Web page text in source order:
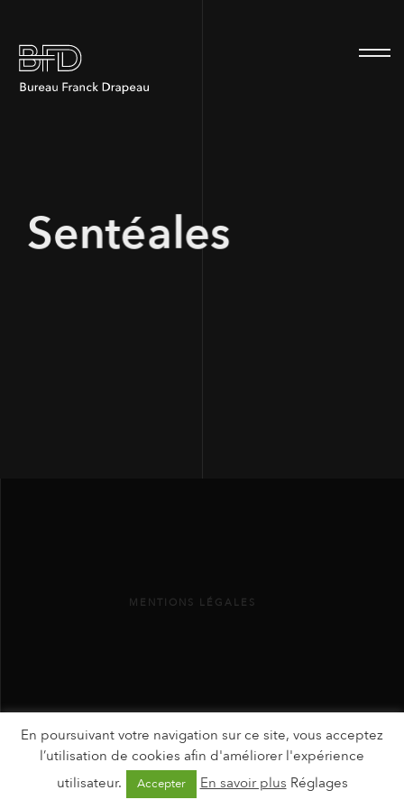
Sentéales
MENTIONS LÉGALES
En poursuivant votre navigation sur ce site, vous acceptez
l’utilisation de cookies afin d'améliorer l'expérience
utilisateur.
Accepter En savoir plus Réglages